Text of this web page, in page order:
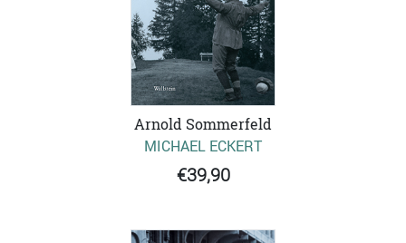
Arnold Sommerfeld
MICHAEL ECKERT
€39,90